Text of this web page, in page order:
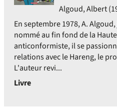
Algoud, Albert
En septembre 1978, A.
nommé au fin fond de la
anticonformiste, il se
relations avec le Hareng, le
L'auteur revi...
Livre